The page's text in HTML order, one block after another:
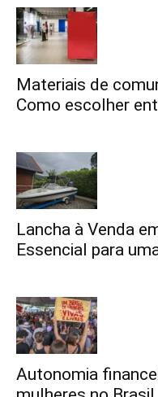
Materiais de
Como escolher
Lancha à Venda
Essencial para
Autonomia